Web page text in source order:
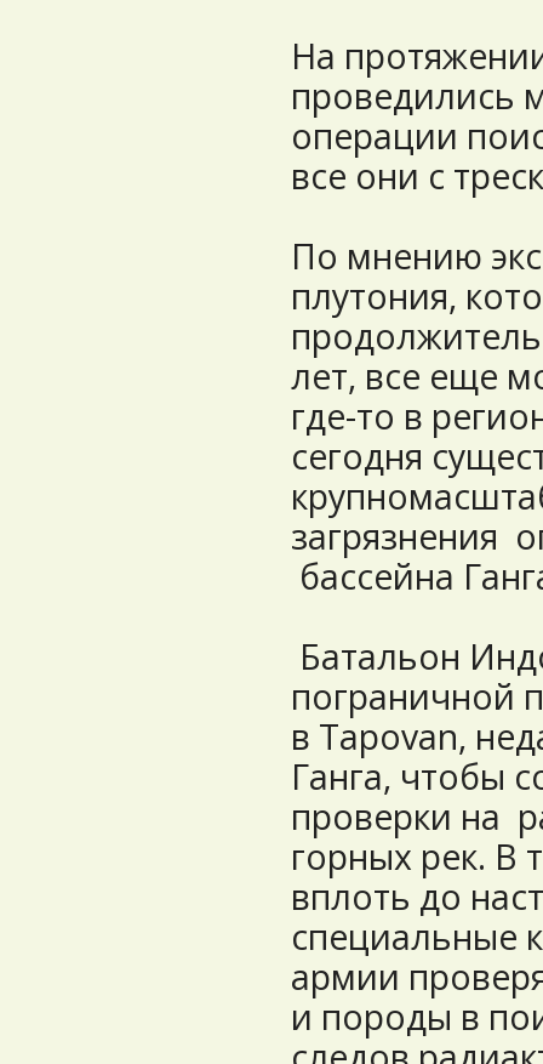
На
проведились
операции
все они с
По мнению
плутония,
лет, все еще
где-то в
сегодня
загрязнения
бассейна
Батальон
пограничной
в Tapovan,
Ганга, чтобы
проверки на
горных рек. В
вплоть до
специальные
армии
и породы в